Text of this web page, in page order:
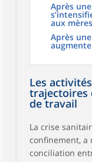
Après
aux mères
Après
Les
trajectoires
de travail
La crise
confinement, a
conciliation